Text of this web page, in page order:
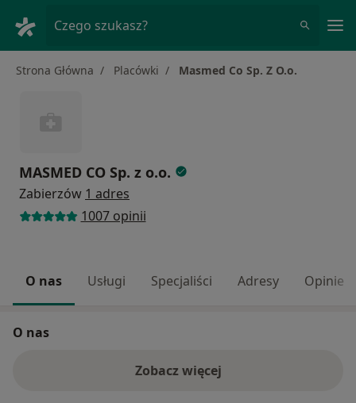
Czego szukasz?
Strona Główna Placówki Masmed Co Sp. Z O.o.
MASMED CO Sp. z o.o.
Zabierzów 1 adres
1007 opinii
O nas Usługi Specjaliści Adresy Opinie
O nas
Zobacz więcej